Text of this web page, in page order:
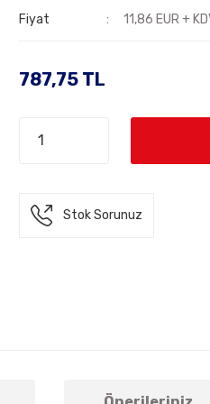
Fiyat 11,86 EUR +
787,75 TL
Stok Sorunuz